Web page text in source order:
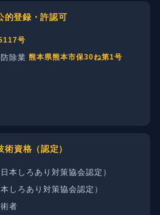
登録・許認可
号
除業 熊本県熊本市保30ね第1号
術資格（認定）
本しろあり対策協会認定）
しろあり対策協会認定）
者